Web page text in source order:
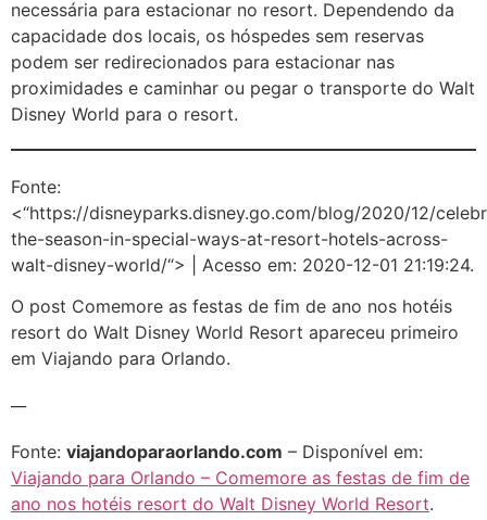
necessária para estacionar no resort. Dependendo da
capacidade dos locais, os hóspedes sem reservas
podem ser redirecionados para estacionar nas
proximidades e caminhar ou pegar o transporte do Walt
Disney World para o resort.
Fonte:
<“https://disneyparks.disney.go.com/blog/2020/12/
the-season-in-special-ways-at-resort-hotels-across-
walt-disney-world/“> | Acesso em: 2020-12-01 21:19:24.
O post Comemore as festas de fim de ano nos hotéis
resort do Walt Disney World Resort apareceu primeiro
em Viajando para Orlando.
Fonte: viajandoparaorlando.com – Disponível em:
Viajando para Orlando – Comemore as festas de fim de
ano nos hotéis resort do Walt Disney World Resort.